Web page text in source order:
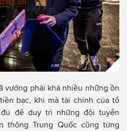
vướng phải khá nhiều những ồn
bạc, khi mà tài chính của tổ
để duy trì những đội tuyển
thông Trung Quốc cũng từng